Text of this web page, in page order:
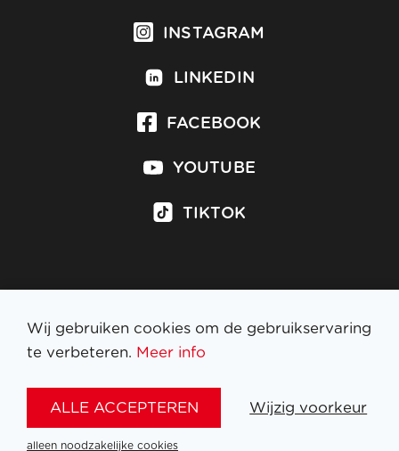
INSTAGRAM
LINKEDIN
FACEBOOK
YOUTUBE
TIKTOK
Inschrijven op nieuwsbrief
Wij gebruiken cookies om de gebruikservaring
te verbeteren. Meer info
ALLE ACCEPTEREN Wijzig voorkeur
alleen noodzakelijke cookies